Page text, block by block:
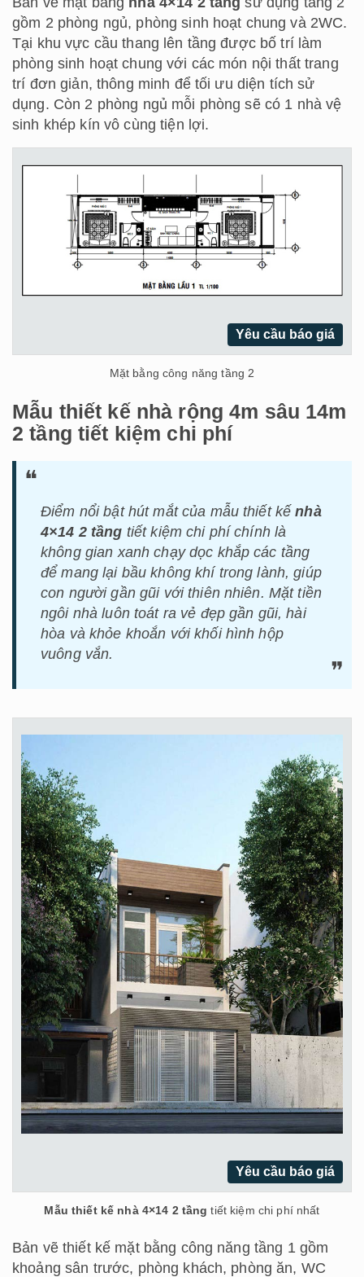
gồm 2 phòng ngủ, phòng sinh hoạt chung và 2WC.
Tại khu vực cầu thang lên tầng được bố trí làm
phòng sinh hoạt chung với các món nội thất trang
trí đơn giản, thông minh để tối ưu diện tích sử
dụng. Còn 2 phòng ngủ mỗi phòng sẽ có 1 nhà vệ
sinh khép kín vô cùng tiện lợi.
Yêu cầu báo giá
Mặt bằng công năng tầng 2
Mẫu thiết kế nhà rộng 4m sâu 14m
2 tầng tiết kiệm chi phí
Điểm nổi bật hút mắt của mẫu thiết kếnhà
4×14 2 tầng tiết kiệm chi phí chính là
không gian xanh chạy dọc khắp các tầng
để mang lại bầu không khí trong lành, giúp
con người gần gũi với thiên nhiên. Mặt tiền
ngôi nhà luôn toát ra vẻ đẹp gần gũi, hài
hòa và khỏe khoắn với khối hình hộp
vuông vắn.
Yêu cầu báo giá
Mẫu thiết kế nhà 4×14 2 tầng tiết kiệm chi phí nhất
Bản vẽ thiết kế mặt bằng công năng tầng 1 gồm
khoảng sân trước, phòng khách, phòng ăn, WC